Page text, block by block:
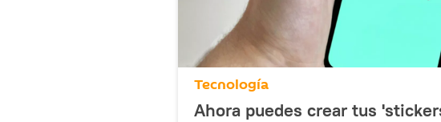
Tecnología
Ahora puedes crear tus